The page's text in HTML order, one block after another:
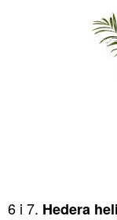
6 i 7. Hedera